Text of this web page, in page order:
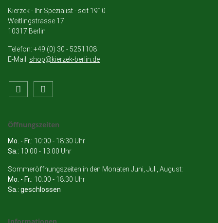
Kierzek - Ihr Spezialist - seit 1910
Weitlingstrasse 17
10317 Berlin
Telefon: +49 (0) 30 - 5251108
E-Mail: shop@kierzek-berlin.de
Öffnungszeiten
Mo. - Fr.: 10:00 - 18:30 Uhr
Sa.: 10:00 - 13:00 Uhr
Sommeröffnungszeiten in den Monaten Juni, Juli, August:
Mo. - Fr.: 10:00 - 18:30 Uhr
Sa.: geschlossen